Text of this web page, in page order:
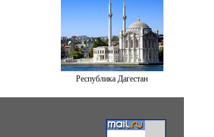
Республика Дагестан